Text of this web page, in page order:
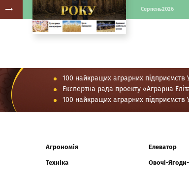
Серпень2026
100 найкращих аграрних підприємств
Експертна рада проекту «Аграрна
100 найкращих аграрних підприємств
Агрономія
Техніка
Елеватор
Овочі-